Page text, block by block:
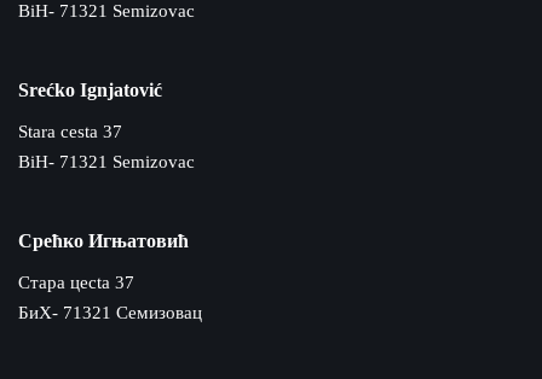
BiH- 71321 Semizovac
Srećko Ignjatović
Stara cesta 37
BiH- 71321 Semizovac
Срећко Игњатовић
Cтара цecta 37
БиХ- 71321 Семизовац